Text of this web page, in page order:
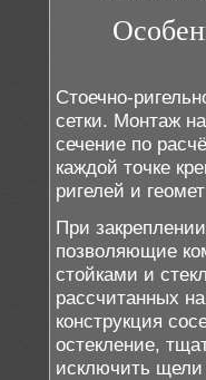
Стоечно-
сетки. Монтаж
сечение по
каждой точке
ригелей и
При
позволяющие
стойками и
рассчитанных
конструкция
остекление,
исключить щели